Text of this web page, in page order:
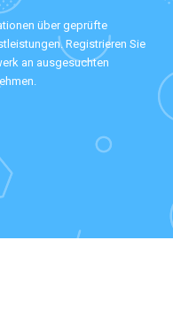
über geprüfte
Registrieren Sie
an ausgesuchten